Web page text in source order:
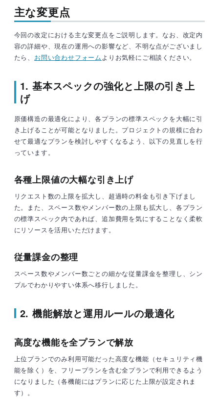
主な変更点
今回の改定における主な変更点をご説明します。なお、改定内
容の詳細や、現在の運用への影響など、不明な点がございまし
たら、 お問い合わせフォーム よりお気軽にご相談ください。
1. 基本スペックの強化と上限の引き上
げ
原価構造の最適化により、各プランの標準スペックを大幅に引
き上げることが可能となりました。プロジェクトの規模に合わ
せて最適なプランを検討しやすくなるよう、以下の見直しを行
っています。
各種上限値の大幅な引き上げ
リクエスト数の上限を拡大し、超過時の料金も引き下げまし
た。また、スペース数やメンバー数の上限も拡大し、各プラン
の標準スペック内であれば、追加費用を気にすることなく柔軟
にリソースを活用いただけます。
従量課金の整理
スペース数やメンバー数ごとの細かな従量課金を整理し、シン
プルでわかりやすい体系へ移行しました。
2. 機能解放と運用ルールの最適化
高度な機能を全プランで解放
上位プランでのみ利用可能だった高度な機能（セキュリティ機
能を除く）を、フリープランを含む全プランで利用できるよう
になりました（各機能にはプランに応じた上限が設定されま
す）。